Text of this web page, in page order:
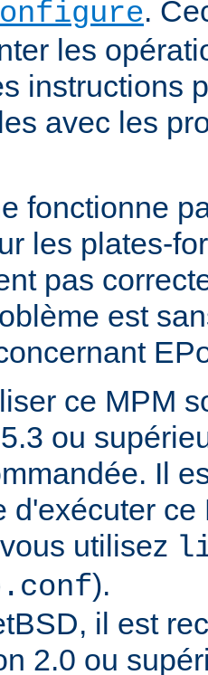
.
les
instructions
avec les
fonctionne
les plates-
pas
est
ce MPM
ou
Il
d'exécuter
utilisez
).
il est
2.0 ou